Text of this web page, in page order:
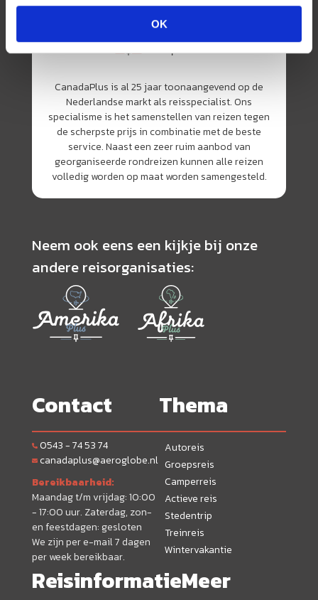
OK
CanadaPlus is al 25 jaar toonaangevend op de
Nederlandse markt als reisspecialist. Ons
specialisme is het samenstellen van reizen tegen
de scherpste prijs in combinatie met de beste
service. Naast een zeer ruim aanbod van
georganiseerde rondreizen kunnen alle reizen
volledig worden op maat worden samengesteld.
Neem ook eens een kijkje bij onze
andere reisorganisaties:
Contact
0543 - 74 53 74
canadaplus@aeroglobe.nl
Bereikbaarheid:
Maandag t/m vrijdag: 10:00
- 17:00 uur. Zaterdag, zon-
en feestdagen: gesloten
We zijn per e-mail 7 dagen
per week bereikbaar.
Thema
Autoreis
Groepsreis
Camperreis
Actieve reis
Stedentrip
Treinreis
Wintervakantie
ReisinformatieMeer